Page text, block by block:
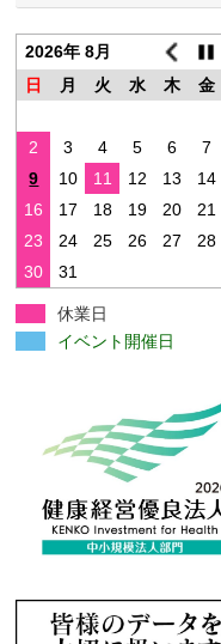
2026年 8月
日
月 火 水 木 金
2
3 4 5 6 7
9
10 11 12 13 14
16
17 18 19 20 21
23
24 25 26 27 28
30
31
休業日
イベント開催日